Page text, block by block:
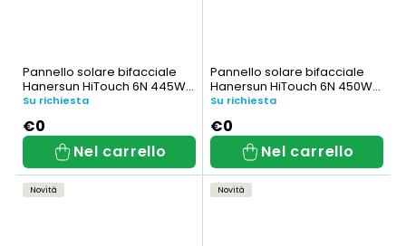
Pannello solare bifacciale
Hanersun HiTouch 6N 445W
(HN21RN-48HT445W)
Su richiesta
€0
Nel carrello
Pannello solare bifacciale
Hanersun HiTouch 6N 450W
Totalmente Nero (HN21RN-
Su richiesta
€0
Nel carrello
Novità Novità